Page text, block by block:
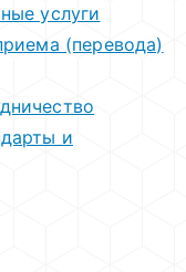
услуги
(перевода)
и